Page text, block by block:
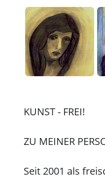
KUNST - FREI!
ZU MEINER
Seit 2001 als